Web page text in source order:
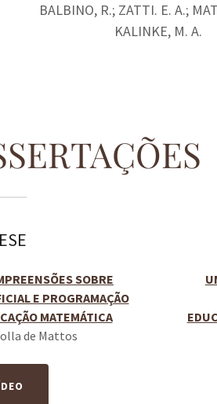
BALBINO, R.; ZATTI. E. A.;
KALINKE, M. A.
SOBRE
E PROGRAMAÇÃO
MATEMÁTICA
de Mattos